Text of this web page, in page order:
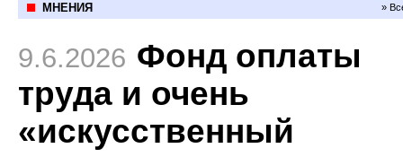
МНЕНИЯ »
9.6.2026 Фонд оплаты
труда и очень
«искусственный